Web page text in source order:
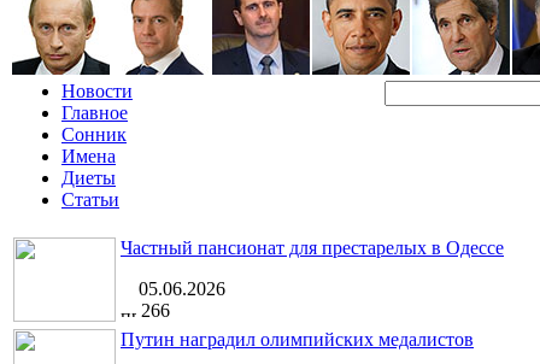
Новости
Главное
Сонник
Имена
Диеты
Статьи
Частный пансионат для престарелых в Одессе
05.06.2026
266
Путин наградил олимпийских медалистов